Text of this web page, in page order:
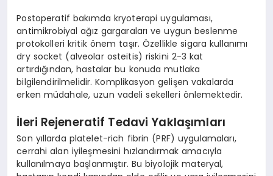
Postoperatif bakımda kryoterapi uygulaması,
antimikrobiyal ağız gargaraları ve uygun beslenme
protokolleri kritik önem taşır. Özellikle sigara kullanımı
dry socket (alveolar osteitis) riskini 2-3 kat
artırdığından, hastalar bu konuda mutlaka
bilgilendirilmelidir. Komplikasyon gelişen vakalarda
erken müdahale, uzun vadeli sekelleri önlemektedir.
İleri Rejeneratif Tedavi Yaklaşımları
Son yıllarda platelet-rich fibrin (PRF) uygulamaları,
cerrahi alan iyileşmesini hızlandırmak amacıyla
kullanılmaya başlanmıştır. Bu biyolojik materyal,